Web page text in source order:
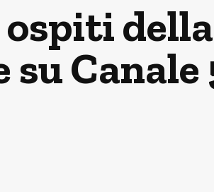
della
Canale